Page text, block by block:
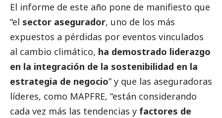
El informe de este año pone de manifiesto que
“el sector asegurador, uno de los más
expuestos a pérdidas por eventos vinculados
al cambio climático, ha demostrado liderazgo
en la integración de la sostenibilidad en la
estrategia de negocio” y que las aseguradoras
líderes, como MAPFRE, “están considerando
cada vez más las tendencias y factores de